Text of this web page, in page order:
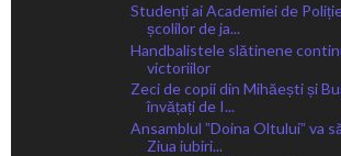
Studenți ai Academiei de
școlilor de ja...
Handbalistele slătinene
victoriilor
Zeci de copii din Mihăești și
învățați de I...
Ansamblul ˮDoina Oltuluiˮ va
Ziua iubiri...